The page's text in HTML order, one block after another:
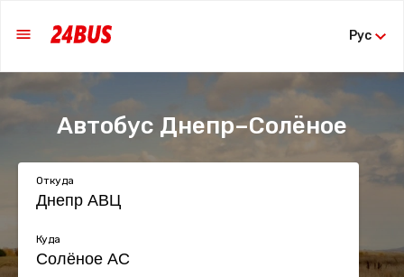
Рус
Автобус Днепр–Солёное
Откуда
Куда